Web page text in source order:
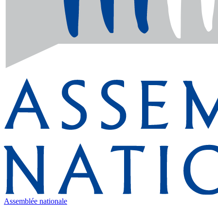
Assemblée nationale